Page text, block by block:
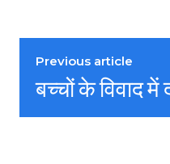
Previous article
बच्चों के विवाद में